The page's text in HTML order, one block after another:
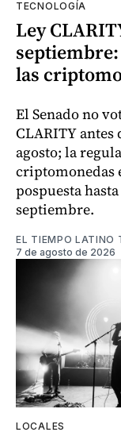
TECNOLOGÍA
Ley
las
El Senado no
CLARITY antes
agosto; la
criptomonedas
pospuesta
septiembre.
EL TIEMPO LATINO
7 de agosto de 2026
LOCALES